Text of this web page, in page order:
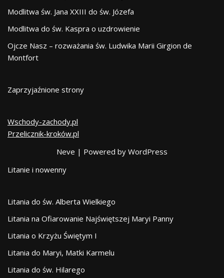
Modlitwa św. Jana XXIII do św. Józefa
Modlitwa do św. Kaspra o uzdrowienie
Ojcze Nasz – rozważania św. Ludwika Marii Girgion de
Montfort
Zaprzyjaźnione strony
Wschody-zachody.pl
Przelicznik-kroków.pl
Neve | Powered by WordPress
Litanie i nowenny
Litania do św. Alberta Wielkiego
Litania na Ofiarowanie Najświętszej Maryi Panny
Litania o Krzyżu Świętym I
Litania do Maryi, Matki Karmelu
Litania do św. Hilarego